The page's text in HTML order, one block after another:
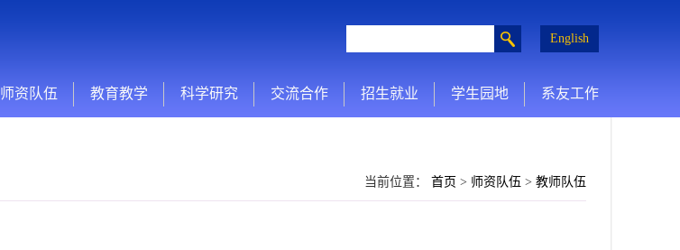
English
师资队伍 教育教学 科学研究 交流合作 招生就业 学生园地 系友工作
当前位置： 首页 > 师资队伍 > 教师队伍